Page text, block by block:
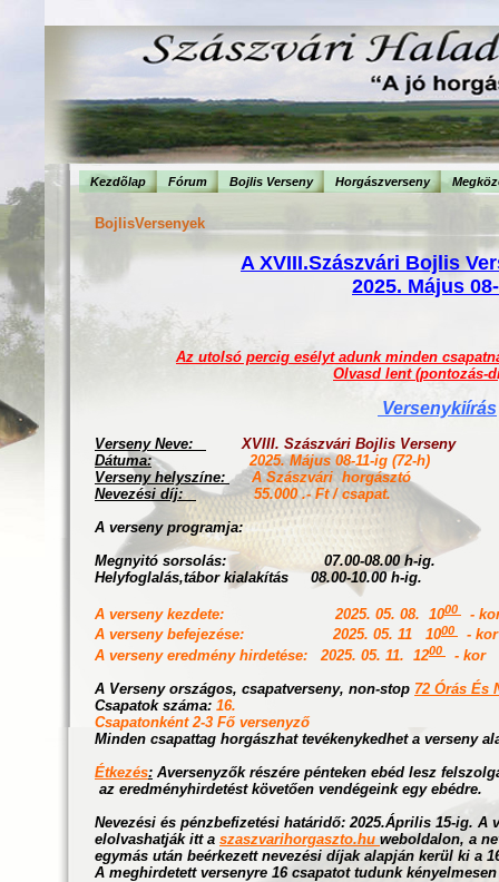
Kezdõlap Fórum Bojlis Verseny Horgászverseny
BojlisVersenyek
A XVIII.Szászvári Bojlis
2025. Május
Az utolsó percig esélyt adunk minden
Olvasd lent (pontozás-
Versenykiírás
Verseny Neve:
XVIII. Szászvári Bojlis Verseny
Dátuma:
2025. Május 08-11-ig (72-h)
Verseny helyszíne:
A Szászvári horgásztó
Nevezési díj:
55.000 .- Ft / csapat.
A verseny programja:
Megnyitó sorsolás: 07.00-08.00 h-ig.
Helyfoglalás,tábor kialakítás 08.00-10.00 h-ig.
A verseny kezdete: 2025. 05. 08. 1000
-
A verseny befejezése: 2025. 05. 11 1000
- kor
A verseny eredmény hirdetése: 2025. 05. 11. 1200
- kor
A Verseny országos, csapatverseny, non-stop 72 Órás És
Csapatok száma: 16.
Csapatonként 2-3 Fő versenyző
Minden csapattag horgászhat tevékenykedhet a verseny
Étkezés: Aversenyzők részére pénteken ebéd lesz
az eredményhirdetést követően vendégeink egy ebédre.
Nevezési és pénzbefizetési határidő: 2025.Április 15-ig. A
elolvashatják itt a szaszvarihorgaszto.hu weboldalon, a
egymás után beérkezett nevezési díjak alapján kerül ki a
A meghirdetett versenyre 16 csapatot tudunk